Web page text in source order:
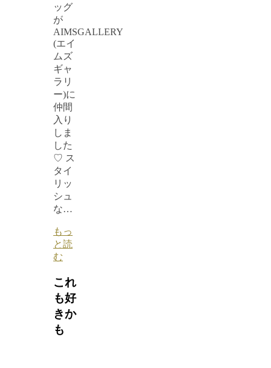
ッグ
が
AIMSGALLERY
(エイ
ムズ
ギャ
ラリ
ー)に
仲間
入り
しま
した
♡ ス
タイ
リッ
シュ
な…
もっ
と読
む
これ
も好
きか
も